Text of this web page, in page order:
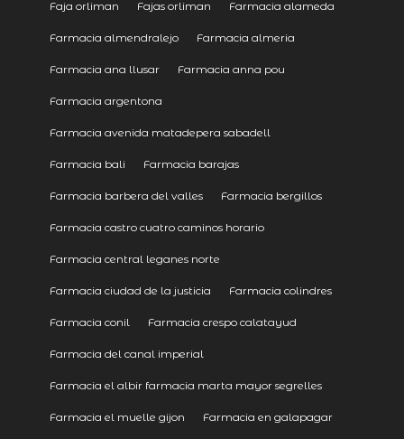
Faja orliman Fajas orliman Farmacia alameda
Farmacia almendralejo Farmacia almeria
Farmacia ana llusar Farmacia anna pou
Farmacia argentona
Farmacia avenida matadepera sabadell
Farmacia bali Farmacia barajas
Farmacia barbera del valles Farmacia bergillos
Farmacia castro cuatro caminos horario
Farmacia central leganes norte
Farmacia ciudad de la justicia Farmacia colindres
Farmacia conil Farmacia crespo calatayud
Farmacia del canal imperial
Farmacia el albir farmacia marta mayor segrelles
Farmacia el muelle gijon Farmacia en galapagar